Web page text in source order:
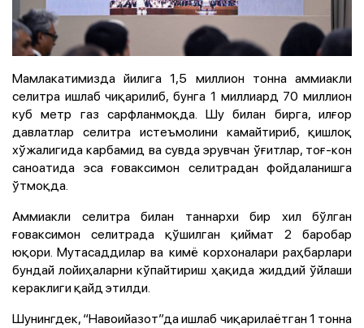
Мамлакатимизда йилига 1,5 миллион тонна аммиакли
селитра ишлаб чиқарилиб, бунга 1 миллиард 70 миллион
куб метр газ сарфланмоқда. Шу билан бирга, илғор
давлатлар селитра истеъмолини камайтириб, қишлоқ
хўжалигида карбамид ва сувда эрувчан ўғитлар, тоғ-кон
саноатида эса ғоваксимон селитрадан фойдаланишга
ўтмоқда.
Аммиакли селитра билан таннархи бир хил бўлган
ғоваксимон селитрада қўшилган қиймат 2 баробар
юқори. Мутасаддилар ва кимё корхоналари раҳбарлари
бундай лойиҳаларни кўпайтириш ҳақида жиддий ўйлаши
кераклиги қайд этилди.
Шунингдек, “Навоийазот”да ишлаб чиқарилаётган 1 тонна